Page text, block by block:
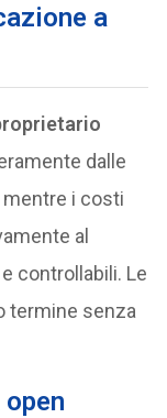
a
dalle
i costi
al
controllabili. Le
termine senza